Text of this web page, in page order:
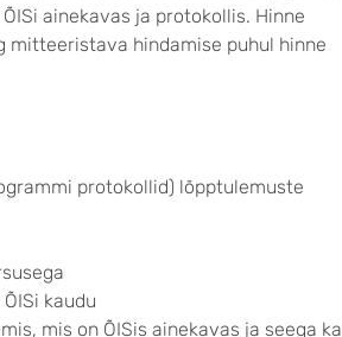
ainekavas ja protokollis. Hinne
mitteeristava hindamise puhul hinne
protokollid) lõpptulemuste
kaudu
mis on ÕISis ainekavas ja seega ka